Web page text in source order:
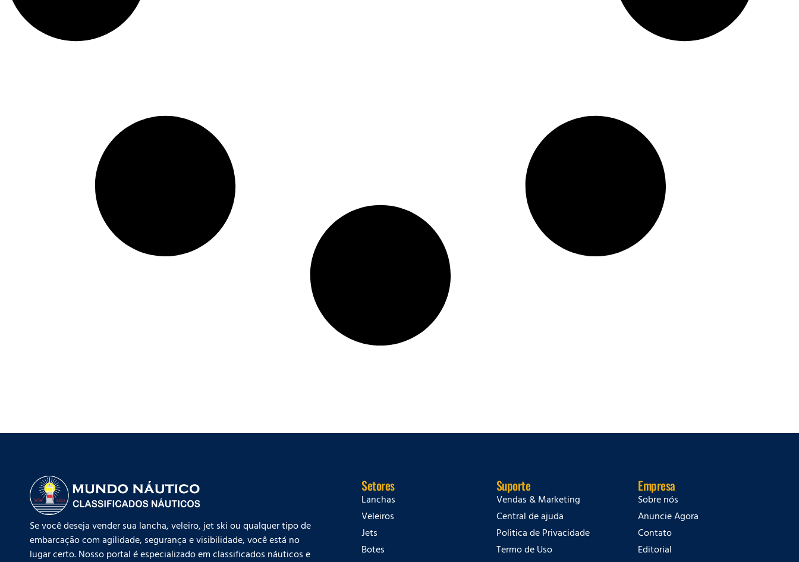
Se você deseja vender sua lancha, veleiro, jet ski ou qualquer tipo de
embarcação com agilidade, segurança e visibilidade, você está no
lugar certo. Nosso portal é especializado em classificados náuticos e
Setores
Lanchas
Veleiros
Jets
Botes
Suporte
Vendas & Marketing
Central de ajuda
Politica de Privacidade
Termo de Uso
Empresa
Sobre nós
Anuncie Agora
Contato
Editorial